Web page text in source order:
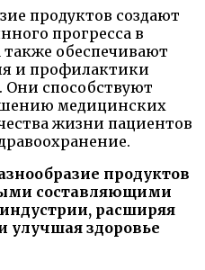
продуктов создают
прогресса в
обеспечивают
и профилактики
Они способствуют
медицинских
жизни пациентов
продуктов
составляющими
расширяя
улучшая здоровье